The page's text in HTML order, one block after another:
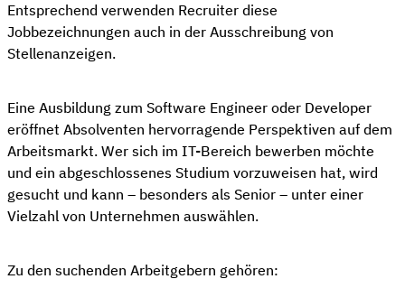
Entsprechend verwenden Recruiter diese
Jobbezeichnungen auch in der Ausschreibung von
Stellenanzeigen.
Eine Ausbildung zum Software Engineer oder Developer
eröffnet Absolventen hervorragende Perspektiven auf dem
Arbeitsmarkt. Wer sich im IT-Bereich bewerben möchte
und ein abgeschlossenes Studium vorzuweisen hat, wird
gesucht und kann – besonders als Senior – unter einer
Vielzahl von Unternehmen auswählen.
Zu den suchenden Arbeitgebern gehören: